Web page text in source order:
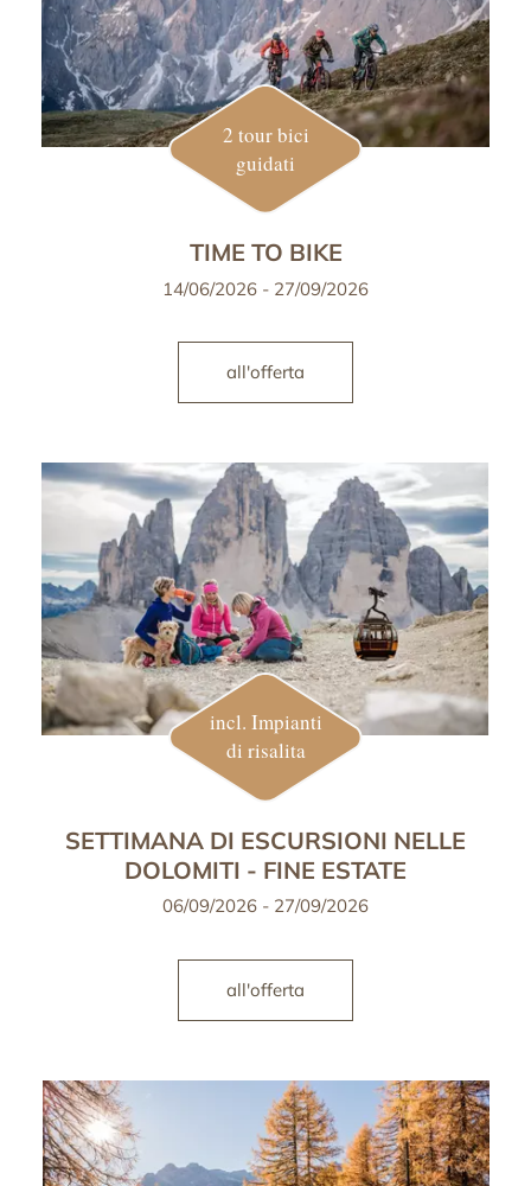
2 tour bici
guidati
TIME TO BIKE
14/06/2026 - 27/09/2026
all'offerta
incl. Impianti
di risalita
SETTIMANA DI ESCURSIONI NELLE
DOLOMITI - FINE ESTATE
06/09/2026 - 27/09/2026
all'offerta